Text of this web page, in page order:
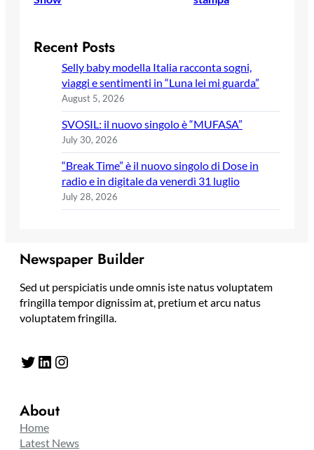
Recent Posts
Selly baby modella Italia racconta sogni,
viaggi e sentimenti in “Luna lei mi guarda”
August 5, 2026
SVOSIL: il nuovo singolo è “MUFASA”
July 30, 2026
“Break Time” è il nuovo singolo di Dose in
radio e in digitale da venerdì 31 luglio
July 28, 2026
Newspaper Builder
Sed ut perspiciatis unde omnis iste natus voluptatem
fringilla tempor dignissim at, pretium et arcu natus
voluptatem fringilla.
Twitter LinkedIn Instagram
About
Home
Latest News